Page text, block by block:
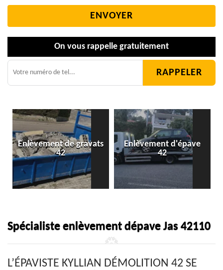
On vous rappelle gratuitement
Enlèvement de gravats
42
Enlèvement d'épave
42
Spécialiste enlèvement dépave Jas 42110
L’ÉPAVISTE KYLLIAN DÉMOLITION 42 SE